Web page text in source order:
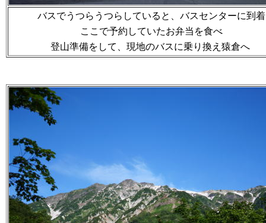
バスでうつらうつらしていると、バスセンターに到着
ここで予約していたお弁当を食べ
登山準備をして、現地のバスに乗り換え猿倉へ